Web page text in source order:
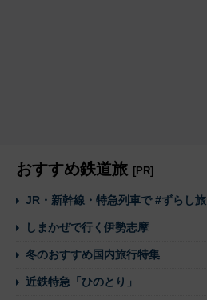
おすすめ鉄道旅 [PR]
JR・新幹線・特急列車で #ずらし旅
しまかぜで行く伊勢志摩
冬のおすすめ国内旅行特集
近鉄特急「ひのとり」